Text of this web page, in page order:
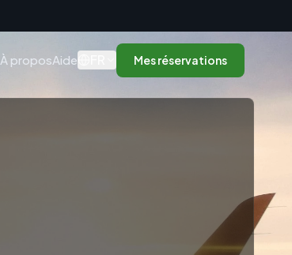
À proposAide Mes réservations